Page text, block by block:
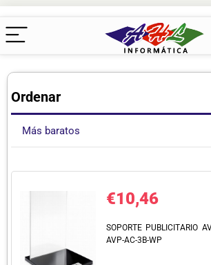
Ordenar
Más baratos
€10,46
SOPORTE PUBLICITARIO
AVP-AC-3B-WP